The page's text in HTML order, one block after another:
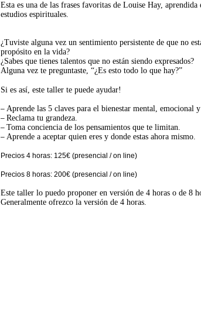
Esta es una de las frases favoritas de Louise Hay,
estudios espirituales.
¿Tuviste alguna vez un sentimiento persistente de que no
propósito en la vida?
¿Sabes que tienes talentos que no están siendo expresados?
Alguna vez te preguntaste, “¿Es esto todo lo que hay?”
Si es así, este taller te puede ayudar!
– Aprende las 5 claves para el bienestar mental, emocional
– Reclama tu grandeza.
– Toma conciencia de los pensamientos que te limitan.
– Aprende a aceptar quien eres y donde estas ahora mismo.
Precios 4 horas: 125€ (presencial / on line)
Precios 8 horas: 200€ (presencial / on line)
Este taller lo puedo proponer en versión de 4 horas o de 8
Generalmente ofrezco la versión de 4 horas.